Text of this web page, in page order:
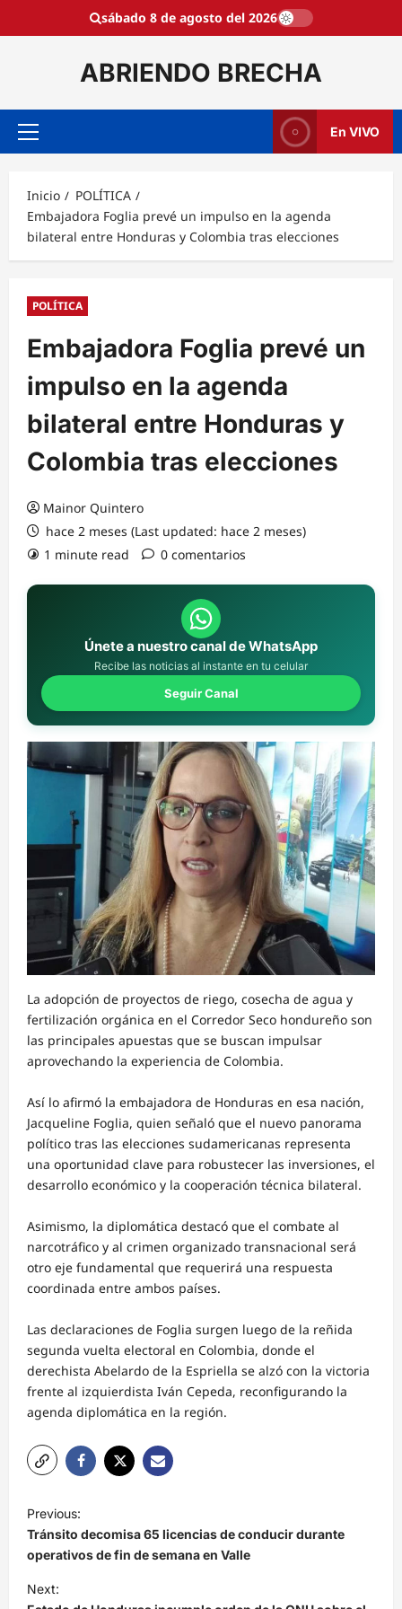
sábado 8 de agosto del 2026
ABRIENDO BRECHA
Menú
En VIVO
Inicio
POLÍTICA
Embajadora Foglia prevé un impulso en la agenda
bilateral entre Honduras y Colombia tras elecciones
POLÍTICA
Embajadora Foglia prevé un
impulso en la agenda
bilateral entre Honduras y
Colombia tras elecciones
Mainor Quintero
hace 2 meses (Last updated: hace 2 meses)
1 minute read
0 comentarios
Únete a nuestro canal de WhatsApp
Recibe las noticias al instante en tu celular
Seguir Canal
La adopción de proyectos de riego, cosecha de agua y
fertilización orgánica en el Corredor Seco hondureño son
las principales apuestas que se buscan impulsar
aprovechando la experiencia de Colombia.
Así lo afirmó la embajadora de Honduras en esa nación,
Jacqueline Foglia, quien señaló que el nuevo panorama
político tras las elecciones sudamericanas representa
una oportunidad clave para robustecer las inversiones, el
desarrollo económico y la cooperación técnica bilateral.
Asimismo, la diplomática destacó que el combate al
narcotráfico y al crimen organizado transnacional será
otro eje fundamental que requerirá una respuesta
coordinada entre ambos países.
Las declaraciones de Foglia surgen luego de la reñida
segunda vuelta electoral en Colombia, donde el
derechista Abelardo de la Espriella se alzó con la victoria
frente al izquierdista Iván Cepeda, reconfigurando la
agenda diplomática en la región.
a
v
e
Previous:
Tránsito decomisa 65 licencias de conducir durante
operativos de fin de semana en Valle
Next: